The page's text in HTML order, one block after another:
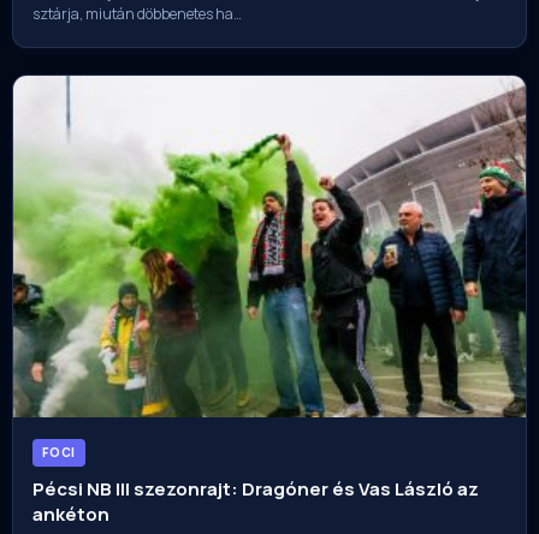
sztárja, miután döbbenetes ha…
FOCI
Pécsi NB III szezonrajt: Dragóner és Vas László az
ankéton